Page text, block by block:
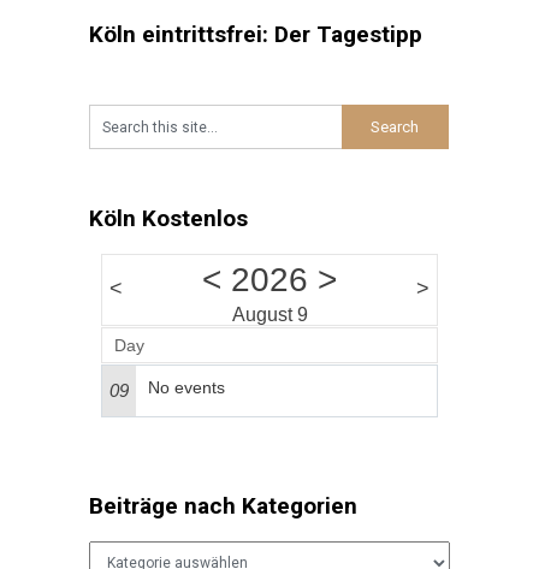
Köln eintrittsfrei: Der Tagestipp
Köln Kostenlos
< < 2026 >
August 9
>
Day
09 No events
Beiträge nach Kategorien
Beiträge